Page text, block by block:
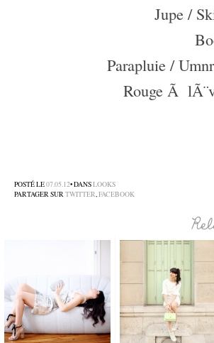
Jupe /
Parapluie /
Rouge Ã
POSTÉ LE07.05.12• DANSLOOKS
PARTAGER SURTWITTER,FACEBOOK